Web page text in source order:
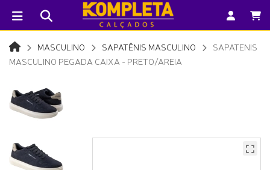
MASCULINO SAPATÊNIS MASCULINO
SAPATENIS
MASCULINO PEGADA CAIXA - PRETO/AREIA